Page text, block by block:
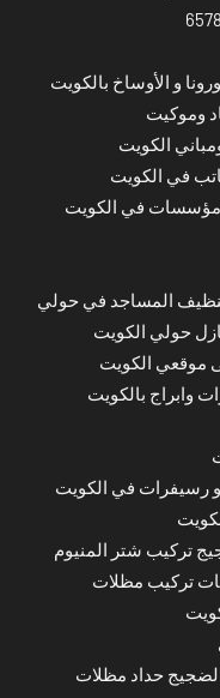
و الأوساخ بالكويت
وموكيت
الكويت
في الكويت
مؤسسات في الكويت
حولي الكويت
موقعي الكويت
وابراج بالكويت
تركيب شتر المنيوم
تركيب مظلات
حداد مظلات